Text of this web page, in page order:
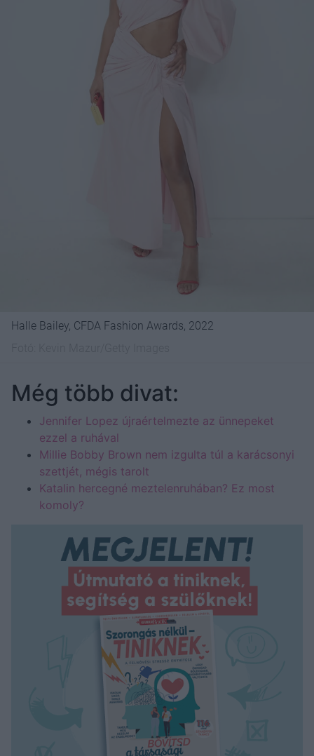
Halle Bailey, CFDA Fashion Awards, 2022
Még több divat:
Jennifer Lopez újraértelmezte az ünnepeket
ezzel a ruhával
Millie Bobby Brown nem izgulta túl a karácsonyi
szettjét, mégis tarolt
Katalin hercegné meztelenruhában? Ez most
komoly?